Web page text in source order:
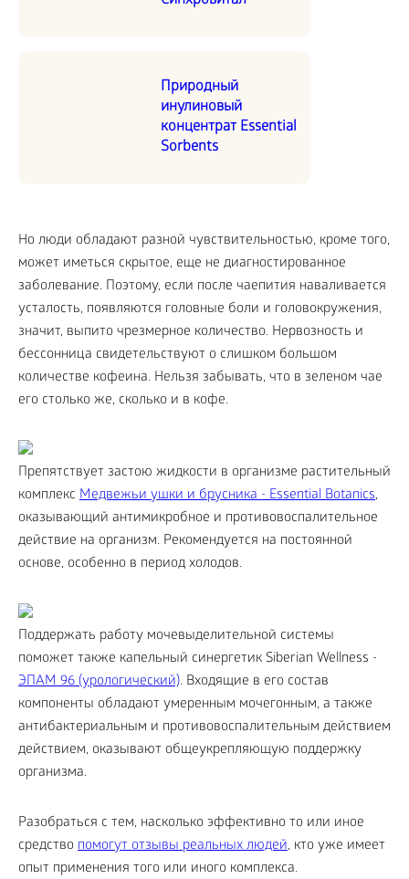
Природный
инулиновый
концентрат Essential
Sorbents
Но люди обладают разной чувствительностью, кроме того,
может иметься скрытое, еще не диагностированное
заболевание. Поэтому, если после чаепития наваливается
усталость, появляются головные боли и головокружения,
значит, выпито чрезмерное количество. Нервозность и
бессонница свидетельствуют о слишком большом
количестве кофеина. Нельзя забывать, что в зеленом чае
его столько же, сколько и в кофе.
Препятствует застою жидкости в организме растительный
комплекс Медвежьи ушки и брусника - Essential Botanics,
оказывающий антимикробное и противовоспалительное
действие на организм. Рекомендуется на постоянной
основе, особенно в период холодов.
Поддержать работу мочевыделительной системы
поможет также капельный синергетик Siberian Wellness -
ЭПАМ 96 (урологический). Входящие в его состав
компоненты обладают умеренным мочегонным, а также
антибактериальным и противовоспалительным действием
действием, оказывают общеукрепляющую поддержку
организма.
Разобраться с тем, насколько эффективно то или иное
средство помогут отзывы реальных людей, кто уже имеет
опыт применения того или иного комплекса.